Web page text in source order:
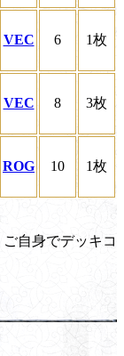
VEC 6 1枚
VEC 8 3枚
ROG 10 1枚
自身でデッキコ